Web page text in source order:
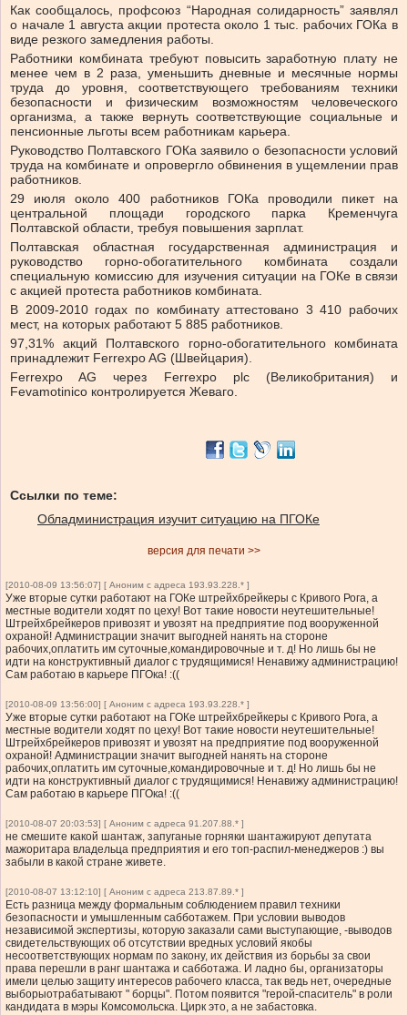
Как сообщалось, профсоюз “Народная солидарность” заявлял
о начале 1 августа акции протеста около 1 тыс. рабочих ГОКа в
виде резкого замедления работы.
Работники комбината требуют повысить заработную плату не
менее чем в 2 раза, уменьшить дневные и месячные нормы
труда до уровня, соответствующего требованиям техники
безопасности и физическим возможностям человеческого
организма, а также вернуть соответствующие социальные и
пенсионные льготы всем работникам карьера.
Руководство Полтавского ГОКа заявило о безопасности условий
труда на комбинате и опровергло обвинения в ущемлении прав
работников.
29 июля около 400 работников ГОКа проводили пикет на
центральной площади городского парка Кременчуга
Полтавской области, требуя повышения зарплат.
Полтавская областная государственная администрация и
руководство горно-обогатительного комбината создали
специальную комиссию для изучения ситуации на ГОКе в связи
с акцией протеста работников комбината.
В 2009-2010 годах по комбинату аттестовано 3 410 рабочих
мест, на которых работают 5 885 работников.
97,31% акций Полтавского горно-обогатительного комбината
принадлежит Ferrexpo AG (Швейцария).
Ferrexpo AG через Ferrexpo plс (Великобритания) и
Fevamotinico контролируется Жеваго.
Ссылки по теме:
Обладминистрация изучит ситуацию на ПГОКе
версия для печати >>
[2010-08-09 13:56:07] [ Аноним с адреса 193.93.228.* ]
Уже вторые сутки работают на ГОКе штрейхбрейкеры с Кривого Рога, а
местные водители ходят по цеху! Вот такие новости неутешительные!
Штрейхбрейкеров привозят и увозят на предприятие под вооруженной
охраной! Администрации значит выгодней нанять на стороне
рабочих,оплатить им суточные,командировочные и т. д! Но лишь бы не
идти на конструктивный диалог с трудящимися! Ненавижу администрацию!
Сам работаю в карьере ПГОка! :((
[2010-08-09 13:56:00] [ Аноним с адреса 193.93.228.* ]
Уже вторые сутки работают на ГОКе штрейхбрейкеры с Кривого Рога, а
местные водители ходят по цеху! Вот такие новости неутешительные!
Штрейхбрейкеров привозят и увозят на предприятие под вооруженной
охраной! Администрации значит выгодней нанять на стороне
рабочих,оплатить им суточные,командировочные и т. д! Но лишь бы не
идти на конструктивный диалог с трудящимися! Ненавижу администрацию!
Сам работаю в карьере ПГОка! :((
[2010-08-07 20:03:53] [ Аноним с адреса 91.207.88.* ]
не смешите какой шантаж, запуганые горняки шантажируют депутата
мажоритара владельца предприятия и его топ-распил-менеджеров :) вы
забыли в какой стране живете.
[2010-08-07 13:12:10] [ Аноним с адреса 213.87.89.* ]
Есть разница между формальным соблюдением правил техники
безопасности и умышленным сабботажем. При условии выводов
независимой экспертизы, которую заказали сами выступающие, -выводов
свидетельствующих об отсутствии вредных условий якобы
несоответствующих нормам по закону, их действия из борьбы за свои
права перешли в ранг шантажа и сабботажа. И ладно бы, организаторы
имели целью защиту интересов рабочего класса, так ведь нет, очередные
выборыотрабатывают " борцы". Потом появится "герой-спаситель" в роли
кандидата в мэры Комсомольска. Цирк это, а не забастовка.